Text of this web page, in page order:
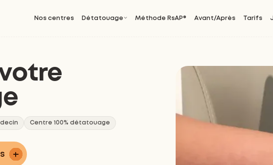
Nos centres Détatouage Méthode RsAP® Avant/Après Tarifs
Centre 100% détatouage